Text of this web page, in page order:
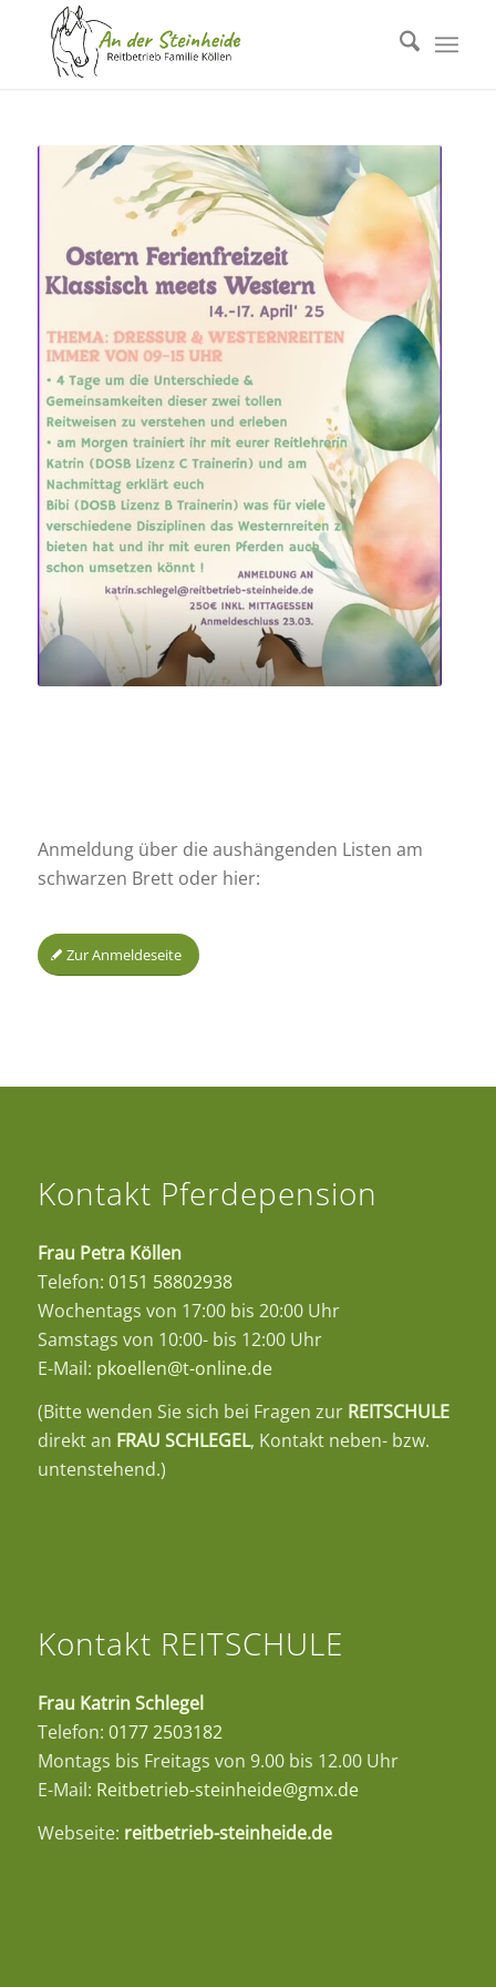
Anmeldung über die aushängenden Listen am
schwarzen Brett oder hier:
Zur Anmeldeseite
Kontakt Pferdepension
Frau Petra Köllen
Telefon: 0151 58802938
Wochentags von 17:00 bis 20:00 Uhr
Samstags von 10:00- bis 12:00 Uhr
E-Mail: pkoellen@t-online.de
(Bitte wenden Sie sich bei Fragen zur REITSCHULE
direkt an FRAU SCHLEGEL, Kontakt neben- bzw.
untenstehend.)
Kontakt REITSCHULE
Frau Katrin Schlegel
Telefon: 0177 2503182
Montags bis Freitags von 9.00 bis 12.00 Uhr
E-Mail: Reitbetrieb-steinheide@gmx.de
Webseite: reitbetrieb-steinheide.de